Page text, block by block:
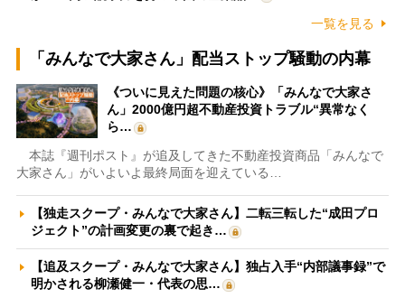
一覧を見る
「みんなで大家さん」配当ストップ騒動の内幕
《ついに見えた問題の核心》「みんなで大家さ
ん」2000億円超不動産投資トラブル“異常なく
ら…
本誌『週刊ポスト』が追及してきた不動産投資商品「みんなで
大家さん」がいよいよ最終局面を迎えている…
【独走スクープ・みんなで大家さん】二転三転した“成田プロ
ジェクト”の計画変更の裏で起き…
【追及スクープ・みんなで大家さん】独占入手“内部議事録”で
明かされる柳瀬健一・代表の思…